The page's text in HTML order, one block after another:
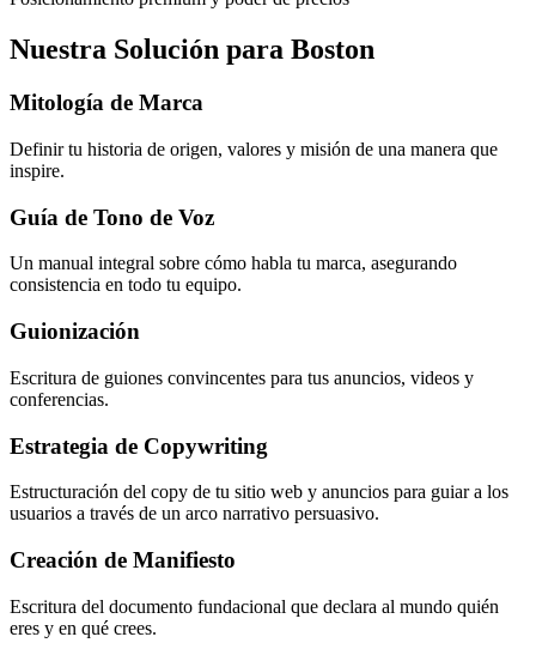
Nuestra Solución para Boston
Mitología de Marca
Definir tu historia de origen, valores y misión de una manera que
inspire.
Guía de Tono de Voz
Un manual integral sobre cómo habla tu marca, asegurando
consistencia en todo tu equipo.
Guionización
Escritura de guiones convincentes para tus anuncios, videos y
conferencias.
Estrategia de Copywriting
Estructuración del copy de tu sitio web y anuncios para guiar a los
usuarios a través de un arco narrativo persuasivo.
Creación de Manifiesto
Escritura del documento fundacional que declara al mundo quién
eres y en qué crees.